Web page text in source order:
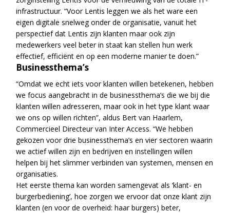
infrastructuur. “Voor Lentis leggen we als het ware een
eigen digitale snelweg onder de organisatie, vanuit het
perspectief dat Lentis zijn klanten maar ook zijn
medewerkers veel beter in staat kan stellen hun werk
effectief, efficiënt en op een moderne manier te doen.”
Businessthema’s
“Omdat we echt iets voor klanten willen betekenen, hebben
we focus aangebracht in de businessthema’s die we bij die
klanten willen adresseren, maar ook in het type klant waar
we ons op willen richten”, aldus Bert van Haarlem,
Commercieel Directeur van Inter Access. “We hebben
gekozen voor drie businessthema’s en vier sectoren waarin
we actief willen zijn en bedrijven en instellingen willen
helpen bij het slimmer verbinden van systemen, mensen en
organisaties.
Het eerste thema kan worden samengevat als ‘klant- en
burgerbediening’, hoe zorgen we ervoor dat onze klant zijn
klanten (en voor de overheid: haar burgers) beter,